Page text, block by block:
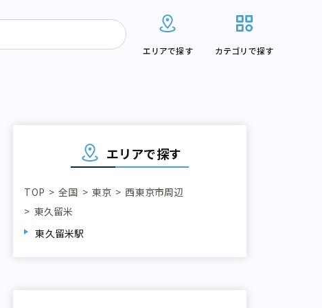
エリアで探す カテゴリで探す
エリアで探す
TOP 全国 東京
西東京市周辺
東久留米
東久留米駅